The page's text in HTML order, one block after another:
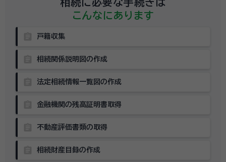
相続に必要な手続きは
こんなにあります
戸籍収集
相続関係説明図の作成
法定相続情報一覧図の作成
金融機関の残高証明書取得
不動産評価書類の取得
相続財産目録の作成